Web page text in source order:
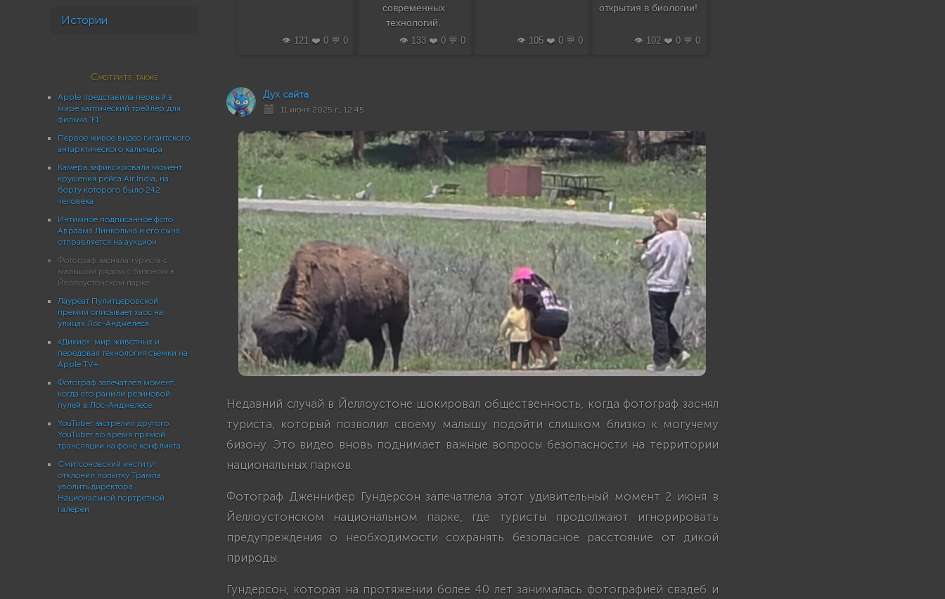
Истории
Смотрите также
Apple представила первый в
мире хаптический трейлер для
фильма ‘F1’
Первое живое видео гигантского
антарктического кальмара
Камера зафиксировала момент
крушения рейса Air India, на
борту которого было 242
человека
Интимное подписанное фото
Авраама Линкольна и его сына
отправляется на аукцион
Фотограф засняла туриста с
малышом рядом с бизоном в
Йеллоустонском парке
Лауреат Пулитцеровской
премии описывает хаос на
улицах Лос-Анджелеса
«Дикие»: мир животных и
передовая технология съемки на
Apple TV+
Фотограф запечатлел момент,
когда его ранили резиновой
пулей в Лос-Анджелесе
YouTuber застрелил другого
YouTuber во время прямой
трансляции на фоне конфликта
Смитсоновский институт
отклонил попытку Трампа
уволить директора
Национальной портретной
галереи
👁️ 121 ❤️ 0 💬 0
современных
технологий.
👁️ 133 ❤️ 0 💬 0
👁️ 105 ❤️ 0 💬 0
открытия в биологии!
👁️ 102 ❤️ 0 💬 0
Дух сайта
11 июня 2025 г., 12:45
Недавний случай в Йеллоустоне шокировал общественность, когда фотограф заснял
туриста, который позволил своему малышу подойти слишком близко к могучему
бизону. Это видео вновь поднимает важные вопросы безопасности на территории
национальных парков.
Фотограф Дженнифер Гундерсон запечатлела этот удивительный момент 2 июня в
Йеллоустонском национальном парке, где туристы продолжают игнорировать
предупреждения о необходимости сохранять безопасное расстояние от дикой
природы.
Гундерсон, которая на протяжении более 40 лет занималась фотографией свадеб и